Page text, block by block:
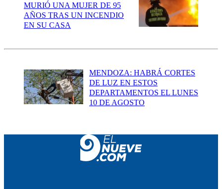
MURIÓ UNA MUJER DE 95
AÑOS TRAS UN INCENDIO
EN SU CASA
MENDOZA: HABRÁ CORTES
DE LUZ EN ESTOS
DEPARTAMENTOS EL LUNES
10 DE AGOSTO